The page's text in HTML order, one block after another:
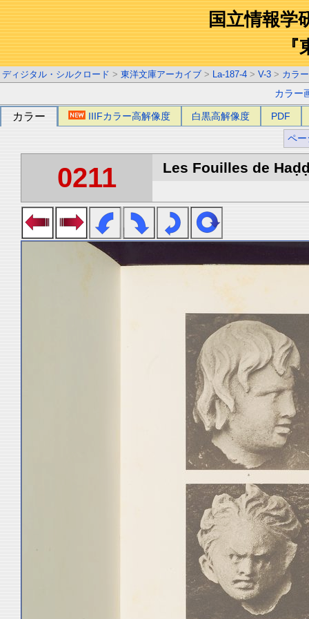
国立情報学
『
ディジタル・シルクロード > 東洋文庫アーカイブ > La-187-4 > V-3 > カラ
カラー
カラー IIIFカラー高解像度 白黒高解像度 PDF
ペー
0211 Les Fouilles de